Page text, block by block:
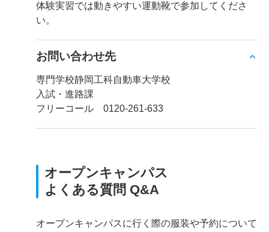
体験実習では動きやすい運動靴で参加してくださ
い。
お問い合わせ先
専門学校静岡工科自動車大学校
入試・進路課
フリーコール 0120-261-633
オープンキャンパス
よくある質問 Q&A
オープンキャンパスに行く際の服装や予約について